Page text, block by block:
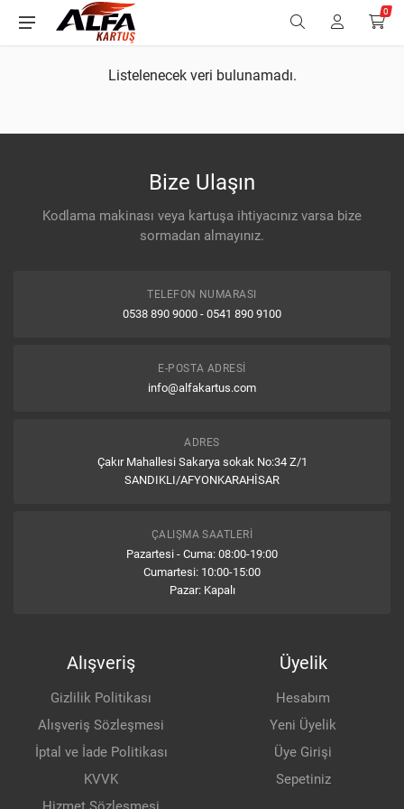
0
Listelenecek veri bulunamadı.
Bize Ulaşın
Kodlama makinası veya kartuşa ihtiyacınız varsa bize
sormadan almayınız.
TELEFON NUMARASI
0538 890 9000 - 0541 890 9100
E-POSTA ADRESI
info@alfakartus.com
ADRES
Çakır Mahallesi Sakarya sokak No:34 Z/1
SANDIKLI/AFYONKARAHİSAR
ÇALIŞMA SAATLERI
Pazartesi - Cuma: 08:00-19:00
Cumartesi: 10:00-15:00
Pazar: Kapalı
Alışveriş
Gizlilik Politikası
Alışveriş Sözleşmesi
İptal ve İade Politikası
KVVK
Üyelik
Hesabım
Yeni Üyelik
Üye Girişi
Sepetiniz